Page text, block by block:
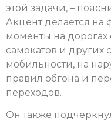
этой задачи, –
Акцент делается на
моменты на дорогах
самокатов и других
мобильности, на
правил обгона и
переходов.
Он также